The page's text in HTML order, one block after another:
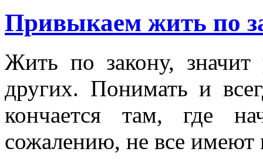
Привыкаем жить по
Жить по закону,
других. Понимать и
кончается там, где
сожалению, не все имеют